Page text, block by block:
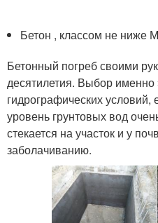
Бетон , классом не ниже
Бетонный погреб своими
десятилетия. Выбор именно
гидрографических условий,
уровень грунтовых вод
стекается на участок и у
заболачиванию.